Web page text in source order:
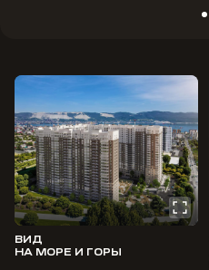
ВИД
НА МОРЕ И ГОРЫ